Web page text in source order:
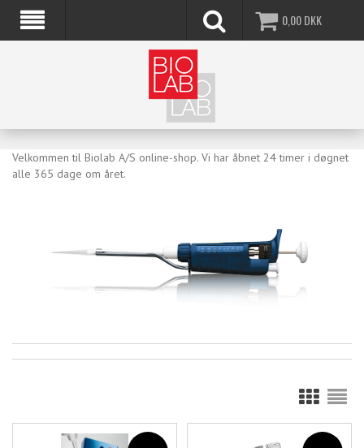
0,00DKK
Velkommen til Biolab A/S online-shop. Vi har åbnet 24 timer i døgnet
alle 365 dage om året.​